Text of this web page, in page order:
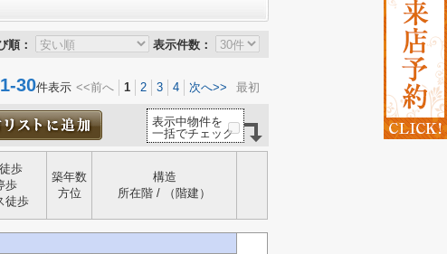
順： 表示件数：
30件表示 <<前へ 1 2 3 4 次へ>> 最初
表示中物件を
一括でチェック
歩
歩
徒歩
築年数
方位
構造
所在階 / （階建）